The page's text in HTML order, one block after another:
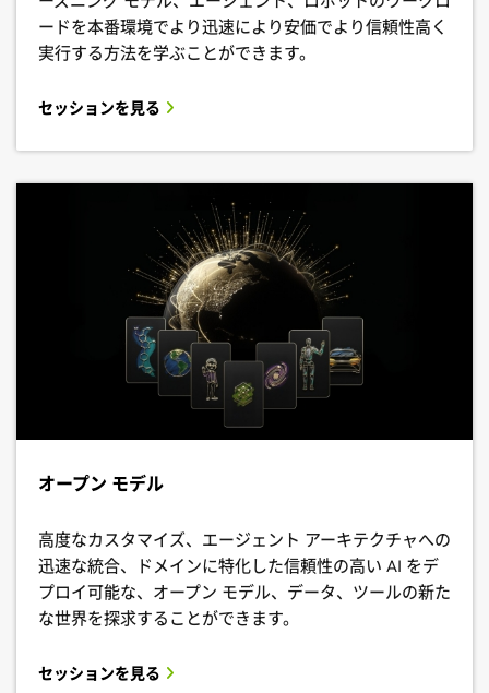
ードを本番環境でより迅速により安価でより信頼性高く
実行する方法を学ぶことができます。
セッションを見る
オープン モデル
高度なカスタマイズ、エージェント アーキテクチャへの
迅速な統合、ドメインに特化した信頼性の高い AI をデ
プロイ可能な、オープン モデル、データ、ツールの新た
な世界を探求することができます。
セッションを見る